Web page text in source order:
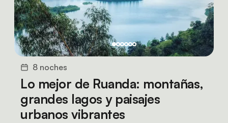
8 noches
Lo mejor de Ruanda: montañas,
grandes lagos y paisajes
urbanos vibrantes